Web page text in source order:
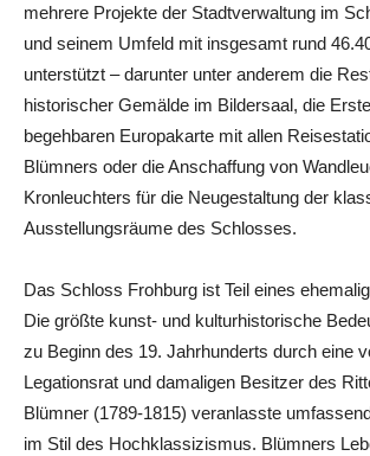
mehrere Projekte der Stadtverwaltung im
und seinem Umfeld mit insgesamt rund
unterstützt – darunter unter anderem die
historischer Gemälde im Bildersaal, die
begehbaren Europakarte mit allen
Blümners oder die Anschaffung von
Kronleuchters für die Neugestaltung der
Ausstellungsräume des Schlosses.
Das Schloss Frohburg ist Teil eines
Die größte kunst- und kulturhistorische
zu Beginn des 19. Jahrhunderts durch eine
Legationsrat und damaligen Besitzer des
Blümner (1789-1815) veranlasste
im Stil des Hochklassizismus. Blümners